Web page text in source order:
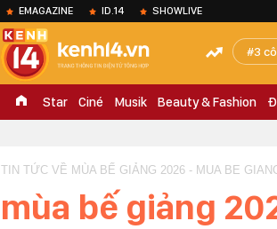
EMAGAZINE ID.14 SHOWLIVE
3
Star Ciné Musik Beauty & Fashion
TIN TỨC VỀ MÙA BẾ GIẢNG 2026 - MUA BE
mùa bế giảng